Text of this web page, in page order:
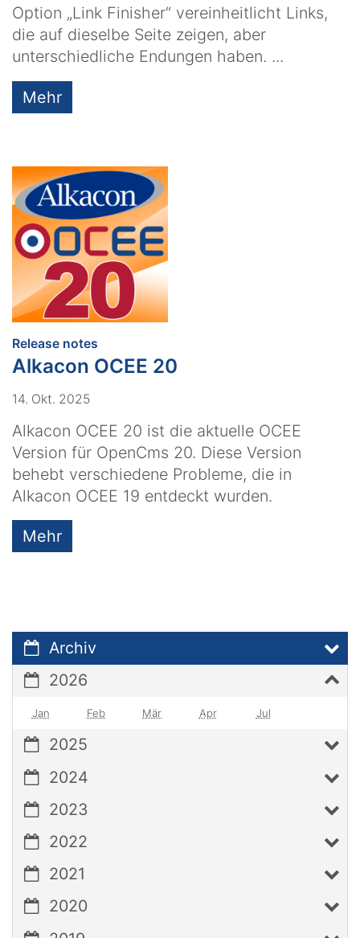
Option „Link Finisher“ vereinheitlicht Links,
die auf dieselbe Seite zeigen, aber
unterschiedliche Endungen haben. ...
Mehr
Release notes
Alkacon OCEE 20
14. Okt. 2025
Alkacon OCEE 20 ist die aktuelle OCEE
Version für OpenCms 20. Diese Version
behebt verschiedene Probleme, die in
Alkacon OCEE 19 entdeckt wurden.
Mehr
Archiv
2026
Jan Feb Mär Apr Jul
2025
2024
2023
2022
2021
2020